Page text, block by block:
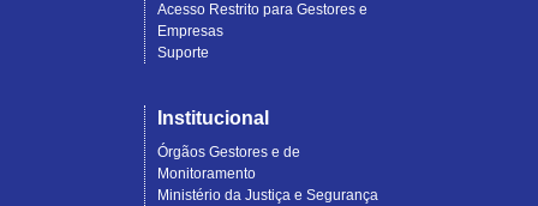
Acesso Restrito para Gestores e
Empresas
Suporte
Institucional
Órgãos Gestores e de
Monitoramento
Ministério da Justiça e Segurança